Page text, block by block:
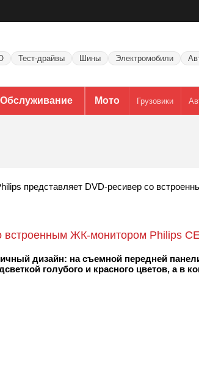
Тест-драйвы Шины Электромобили
Обслуживание Мото Грузовики
представляет DVD-ресивер со
встроенным ЖК-монитором Philips
дизайн: на съемной передней
голубого и красного цветов, а в